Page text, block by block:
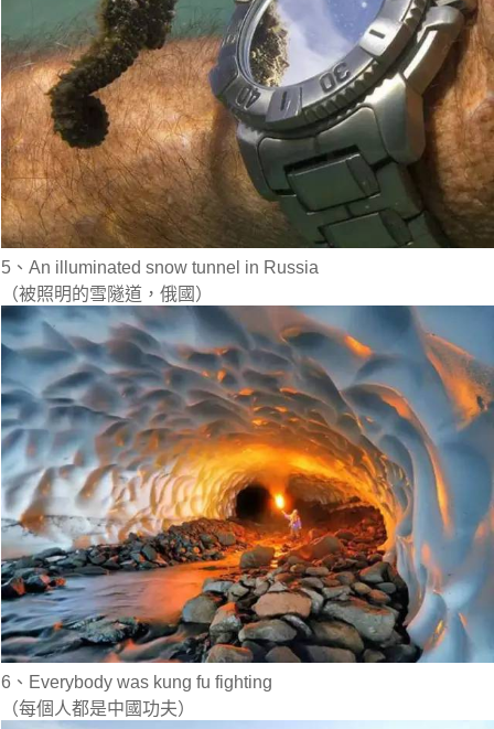
5、An illuminated snow tunnel in Russia
（被照明的雪隧道，俄國）
6、Everybody was kung fu fighting
（每個人都是中國功夫）